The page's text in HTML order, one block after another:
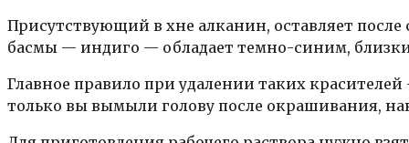
Присутствующий в хне алканин, оставляет после
басмы — индиго — обладает темно-синим,
Главное правило при удалении таких
только вы вымыли голову после окрашивания,